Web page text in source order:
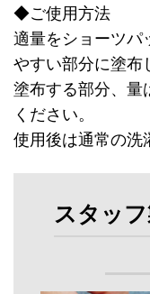
◆ご使用方法
適量をショーツパ
やすい部分に塗布
塗布する部分、量
ください。
使用後は通常の洗
スタッ